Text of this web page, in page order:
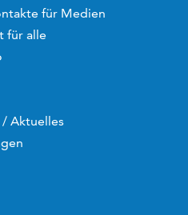
für Medien
für alle
Aktuelles